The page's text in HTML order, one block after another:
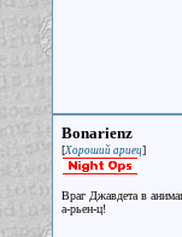
Bonarienz
[Хороший ариец]
Враг Джавдета в
а-рьен-ц!